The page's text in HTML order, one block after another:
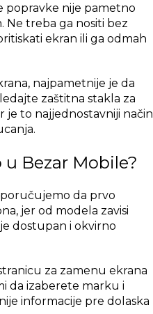
popravke nije pametno
treba ga nositi bez
ekran ili ga odmah
najpametnije je da
zaštitna stakla za
je to najjednostavniji način
Bezar Mobile?
da prvo
jer od modela zavisi
dostupan i okvirno
za zamenu ekrana
da izaberete marku i
informacije pre dolaska